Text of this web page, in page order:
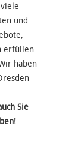
und
erfüllen
haben
Sie